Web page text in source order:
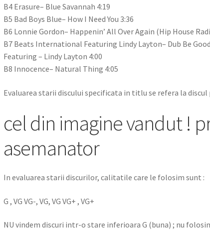
B4 Erasure– Blue Savannah 4:19
B5 Bad Boys Blue– How I Need You 3:36
B6 Lonnie Gordon– Happenin’ All Over Again (Hip House
B7 Beats International Featuring Lindy Layton– Dub Be
Featuring – Lindy Layton 4:00
B8 Innocence– Natural Thing 4:05
Evaluarea starii discului specificata in titlu se refera la
cel din imagine vandut !
asemanator
In evaluarea starii discurilor, calitatile care le folosim sunt :
G , VG VG-, VG, VG VG+ , VG+
NU vindem discuri intr-o stare inferioara G (buna) ; nu